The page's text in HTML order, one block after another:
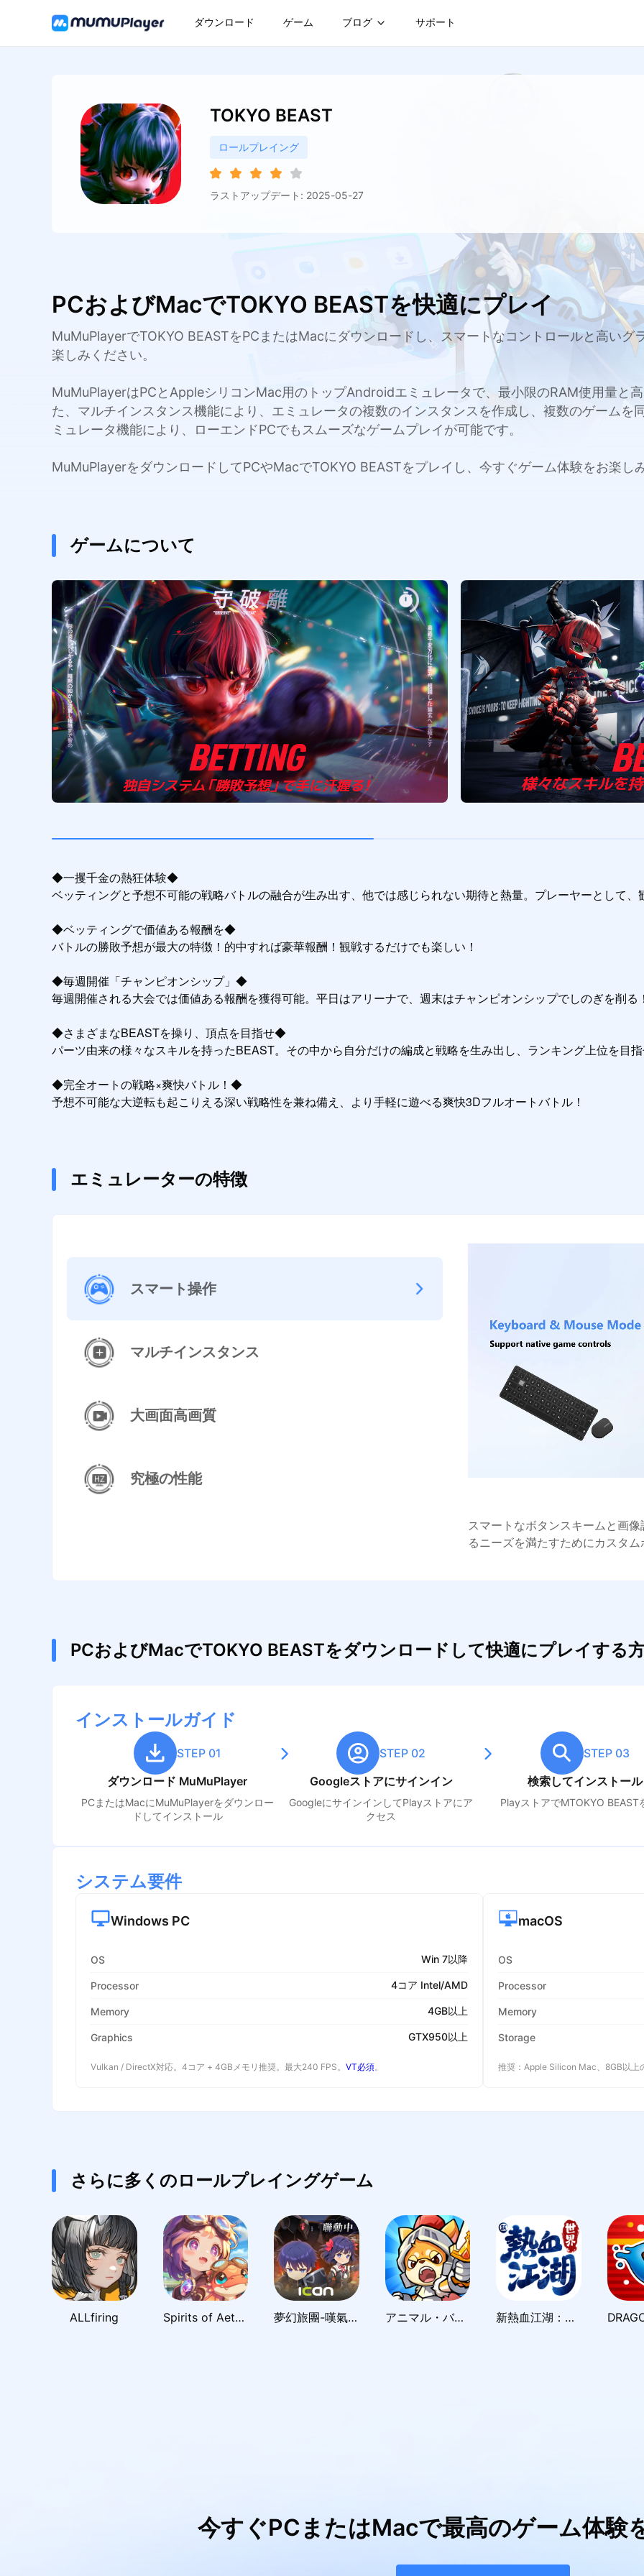
ダウンロード ゲーム ブログ サポート
TOKYO BEAST
ロールプレイング
ラストアップデート: 2025-05-27
PCおよびMacでTOKYO BEASTを快適にプレイ
MuMuPlayerでTOKYO BEASTをPCまたはMacにダウンロードし、スマートなコントロールと高いグ
楽しみください。
MuMuPlayerはPCとAppleシリコンMac用のトップAndroidエミュレータで、最小限のRAM使用量と
た、マルチインスタンス機能により、エミュレータの複数のインスタンスを作成し、複数のゲームを
ミュレータ機能により、ローエンドPCでもスムーズなゲームプレイが可能です。
MuMuPlayerをダウンロードしてPCやMacでTOKYO BEASTをプレイし、今すぐゲーム体験をお楽し
ゲームについて
◆一攫千金の熱狂体験◆
ベッティングと予想不可能の戦略バトルの融合が生み出す、他では感じられない期待と熱量。プレーヤーとして
◆ベッティングで価値ある報酬を◆
バトルの勝敗予想が最大の特徴！的中すれば豪華報酬！観戦するだけでも楽しい！
◆毎週開催「チャンピオンシップ」◆
毎週開催される大会では価値ある報酬を獲得可能。平日はアリーナで、週末はチャンピオンシップでしのぎを削る
◆さまざまなBEASTを操り、頂点を目指せ◆
パーツ由来の様々なスキルを持ったBEAST。その中から自分だけの編成と戦略を生み出し、ランキング上位を目
◆完全オートの戦略×爽快バトル！◆
予想不可能な大逆転も起こりえる深い戦略性を兼ね備え、より手軽に遊べる爽快3Dフルオートバトル！
エミュレーターの特徴
スマート操作
マルチインスタンス
大画面高画質
究極の性能
スマートなボタンスキームと画
るニーズを満たすためにカスタ
PCおよびMacでTOKYO BEASTをダウンロードして快適にプレイする
インストールガイド
STEP 01
ダウンロード MuMuPlayer
PCまたはMacにMuMuPlayerをダウンロー
ドしてインストール
STEP 02
Googleストアにサインイン
GoogleにサインインしてPlayストアにア
クセス
STEP 03
検索してインストール
PlayストアでMTOKYO BEAST
システム要件
Windows PC
OS Win 7以降
Processor 4コア Intel/AMD
Memory 4GB以上
Graphics GTX950以上
Vulkan / DirectX対応。4コア + 4GBメモリ推奨。最大240 FPS。 VT必須。
macOS
OS
Processor
Memory
Storage
推奨：Apple Silicon Mac、8GB以上
さらに多くのロールプレイングゲーム
ALLfiring Spirits of Aetheria 夢幻旅團-嘆氣的亡靈想隱退聯動 アニマル・バスターズ 新熱血江湖：世界
今すぐPCまたはMacで最高のゲーム体験